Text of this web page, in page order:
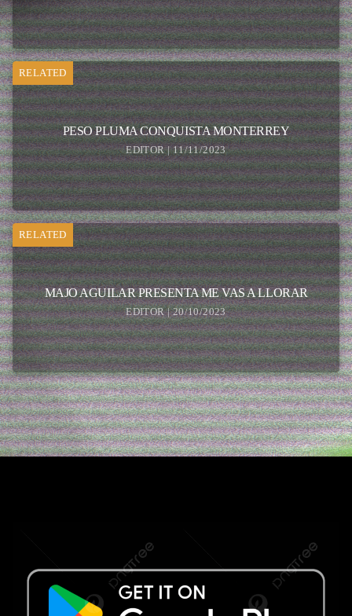
RELATED
PESO PLUMA CONQUISTA MONTERREY
EDITOR | 11/11/2023
RELATED
MAJO AGUILAR PRESENTA ME VAS A LLORAR
EDITOR | 20/10/2023